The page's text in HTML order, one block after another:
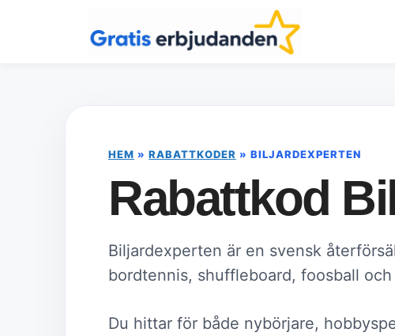
HEM »RABATTKODER » BILJARDEXPERTEN
Rabattkod
Biljardexperten är en svensk
bordtennis, shuffleboard, foosball
Du hittar för både nybörjare,